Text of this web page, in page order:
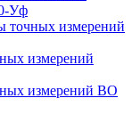
Уф
точных измерений
измерений
измерений ВО